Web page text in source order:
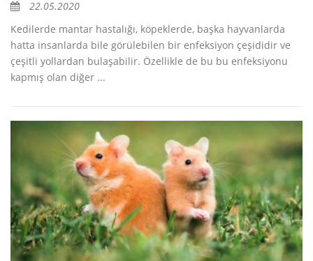
22.05.2020
Kedilerde mantar hastalığı, köpeklerde, başka hayvanlarda
hatta insanlarda bile görülebilen bir enfeksiyon çeşididir ve
çeşitli yollardan bulaşabilir. Özellikle de bu bu enfeksiyonu
kapmış olan diğer ...